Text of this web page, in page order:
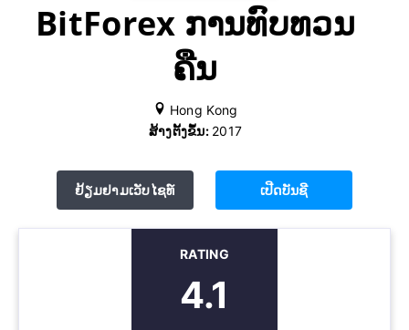
BitForex ການທົບທວນ
ຄືນ
Hong Kong
ສ້າງຕັ້ງຂຶ້ນ: 2017
ຢ້ຽມຢາມເວັບໄຊທ໌ ເປີດບັນຊີ
RATING
4.1